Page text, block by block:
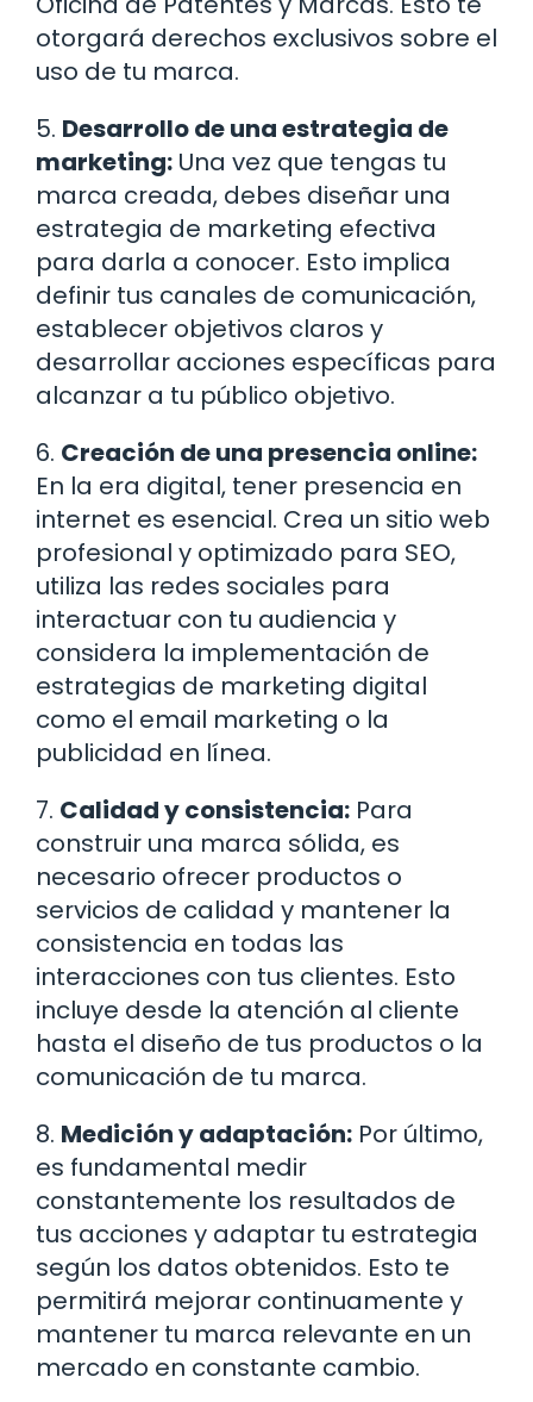
otorgará derechos exclusivos sobre el
uso de tu marca.
5. Desarrollo de una estrategia de
marketing: Una vez que tengas tu
marca creada, debes diseñar una
estrategia de marketing efectiva
para darla a conocer. Esto implica
definir tus canales de comunicación,
establecer objetivos claros y
desarrollar acciones específicas para
alcanzar a tu público objetivo.
6. Creación de una presencia online:
En la era digital, tener presencia en
internet es esencial. Crea un sitio web
profesional y optimizado para SEO,
utiliza las redes sociales para
interactuar con tu audiencia y
considera la implementación de
estrategias de marketing digital
como el email marketing o la
publicidad en línea.
7. Calidad y consistencia: Para
construir una marca sólida, es
necesario ofrecer productos o
servicios de calidad y mantener la
consistencia en todas las
interacciones con tus clientes. Esto
incluye desde la atención al cliente
hasta el diseño de tus productos o la
comunicación de tu marca.
8. Medición y adaptación: Por último,
es fundamental medir
constantemente los resultados de
tus acciones y adaptar tu estrategia
según los datos obtenidos. Esto te
permitirá mejorar continuamente y
mantener tu marca relevante en un
mercado en constante cambio.